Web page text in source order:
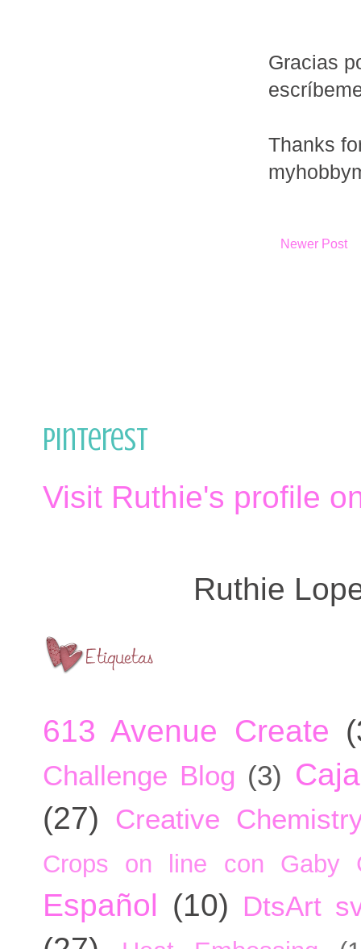
Gracias
Thanks
Newer Post
Pinterest
Visit Ruthie's profile
Ruthie
613 Avenue Create
Challenge Blog (3)
(27) Creative
Crops on line con Gaby
Español (10) DtsArt